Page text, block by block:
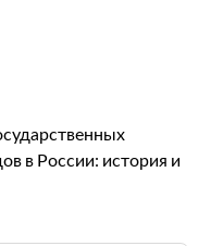
в России: история и